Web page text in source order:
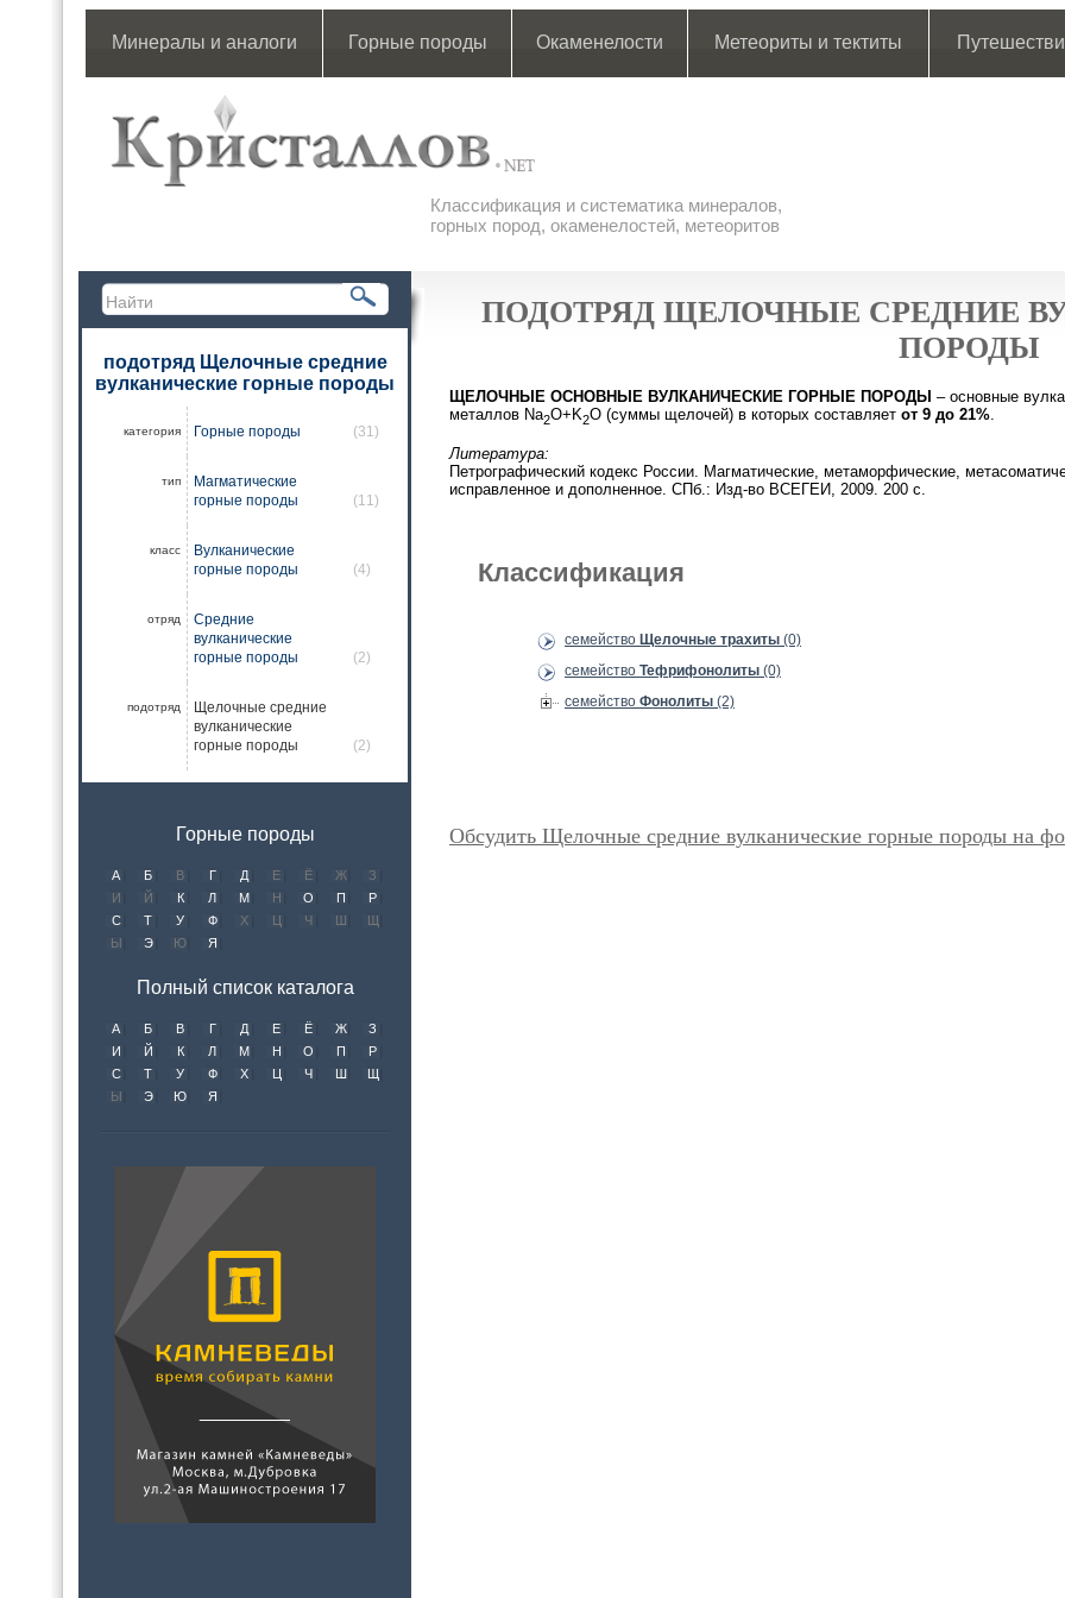
Минералы и аналоги Горные породы Окаменелости Метеориты и тектиты
Классификация и систематика минералов,
горных пород, окаменелостей, метеоритов
подотряд Щелочные средние
вулканические горные породы
категория Горные породы (31)
тип
Магматические
горные породы
(11)
класс
Вулканические
горные породы
(4)
отряд
Средние
вулканические
горные породы
(2)
подотряд
Щелочные средние
вулканические
горные породы
(2)
Горные породы
А Б В Г Д Е Ё Ж
З
И
Й К Л М Н О П
Р
С
Т У Ф Х Ц Ч Ш
Щ
Ы
Э Ю Я
Полный список каталога
А Б В Г Д Е Ё Ж
З
И
Й К Л М Н О П
Р
С
Т У Ф Х Ц Ч Ш
Щ
Ы
Э Ю Я
ПОДОТРЯД ЩЕЛОЧНЫЕ СРЕДНИЕ
ПОРОДЫ
ЩЕЛОЧНЫЕ ОСНОВНЫЕ ВУЛКАНИЧЕСКИЕ ГОРНЫЕ ПОРОДЫ – основные
металлов Na2O+K2O (суммы щелочей) в которых составляет от 9 до 21%.
Литература:
Петрографический кодекс России. Магматические, метаморфические,
исправленное и дополненное. СПб.: Изд-во ВСЕГЕИ, 2009. 200 с.
Классификация
семейство Щелочные трахиты (0)
семейство Тефрифонолиты (0)
семейство Фонолиты (2)
Обсудить Щелочные средние вулканические горные породы на